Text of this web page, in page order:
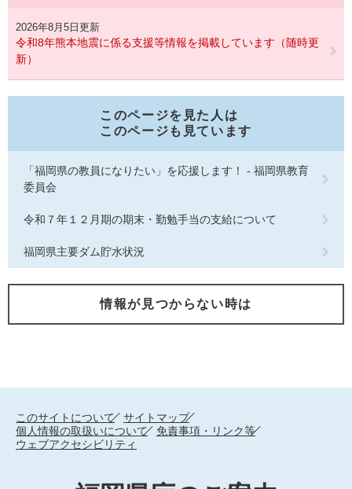
2026年8月5日更新
令和8年熊本地震に係る支援等情報を掲載しています（随時更
新）
このページを見た人は
このページも見ています
「福岡県の教員になりたい」を応援します！ - 福岡県教育
委員会
令和７年１２月期の期末・勤勉手当の支給について
福岡県主要ダム貯水状況
情報が見つからない時は
このサイトについて
サイトマップ
個人情報の取扱いについて
免責事項・リンク等
ウェブアクセシビリティ